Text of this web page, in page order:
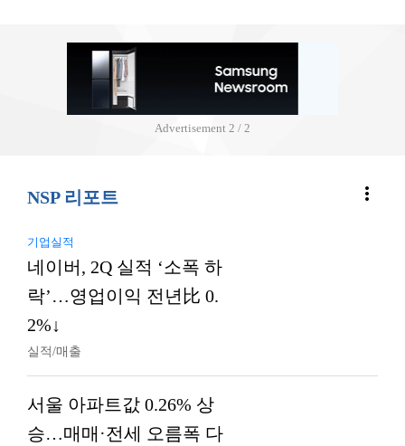
Advertisement 2 / 2
NSP 리포트 more_vert
기업실적
네이버, 2Q 실적 ‘소폭 하
락’…영업이익 전년比 0.
2%↓
실적/매출
서울 아파트값 0.26% 상
승…매매·전세 오름폭 다